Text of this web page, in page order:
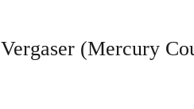
Vergaser (Mercury